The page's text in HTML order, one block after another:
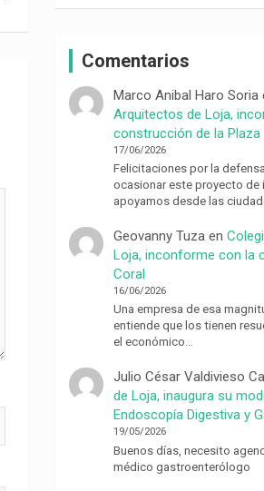
Comentarios
Marco Anibal Haro Soria
Arquitectos de Loja,
construcción de la Plaza
17/06/2026
Felicitaciones por la
ocasionar este proyecto de
apoyamos desde las
Geovanny Tuza en
Loja, inconforme con la
Coral
16/06/2026
Una empresa de esa
entiende que los tienen
el económico…
Julio César Valdivieso
de Loja, inaugura su
Endoscopía Digestiva y
19/05/2026
Buenos días, necesito
médico gastroenterólogo